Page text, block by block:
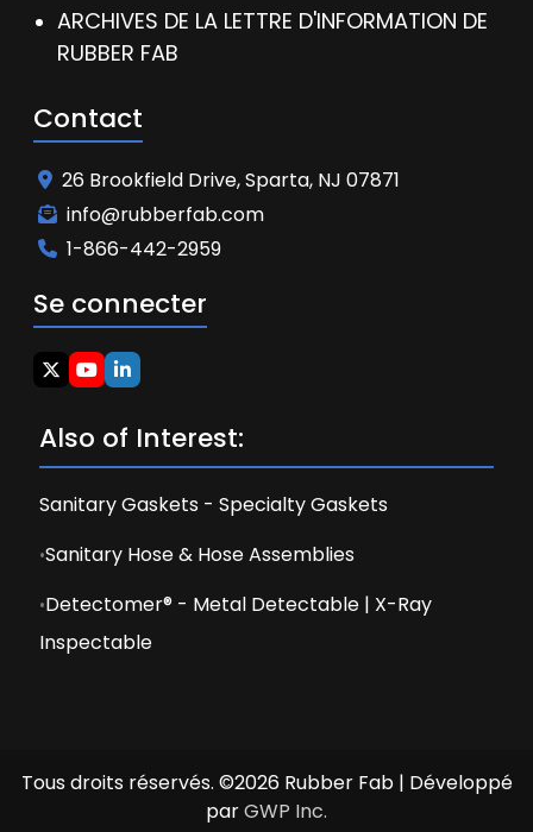
ARCHIVES DE LA LETTRE D'INFORMATION DE
RUBBER FAB
Contact
26 Brookfield Drive, Sparta, NJ 07871
info@rubberfab.com
1-866-442-2959
Se connecter
Also of Interest:
Sanitary Gaskets - Specialty Gaskets
Sanitary Hose & Hose Assemblies
Detectomer® - Metal Detectable | X-Ray
Inspectable
Tous droits réservés. ©2026 Rubber Fab | Développé
parGWP Inc.